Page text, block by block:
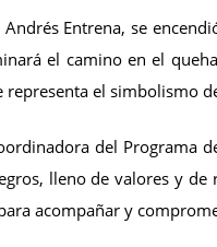
Entrena, se
el camino en el
el simbolismo
del Programa
lleno de valores y
acompañar y